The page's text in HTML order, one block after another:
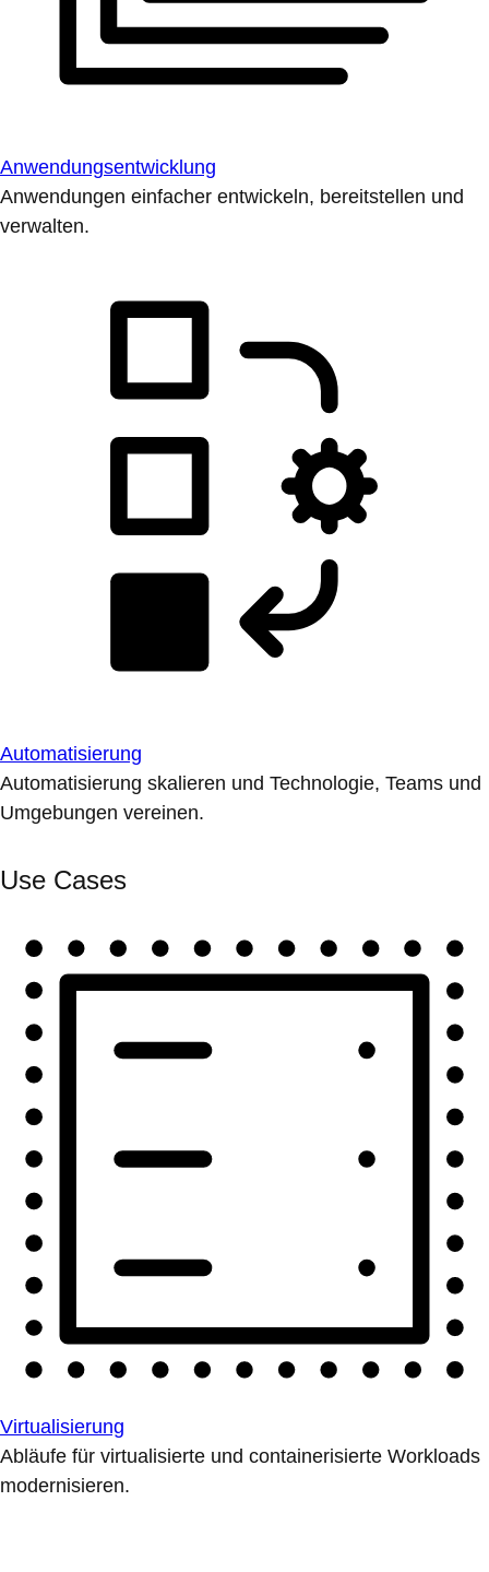
Anwendungsentwicklung
Anwendungen einfacher entwickeln, bereitstellen und
verwalten.
Automatisierung
Automatisierung skalieren und Technologie, Teams und
Umgebungen vereinen.
Use Cases
Virtualisierung
Abläufe für virtualisierte und containerisierte Workloads
modernisieren.